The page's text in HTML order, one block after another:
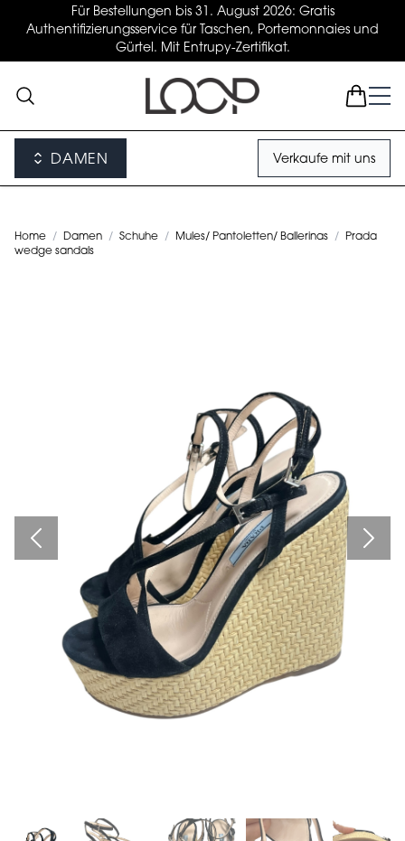
Für Bestellungen bis 31. August 2026: Gratis
Authentifizierungsservice für Taschen, Portemonnaies und
Gürtel. Mit Entrupy-Zertifikat.
DAMEN Verkaufe mit uns
Home / Damen / Schuhe / Mules/ Pantoletten/ Ballerinas /
Prada
wedge sandals